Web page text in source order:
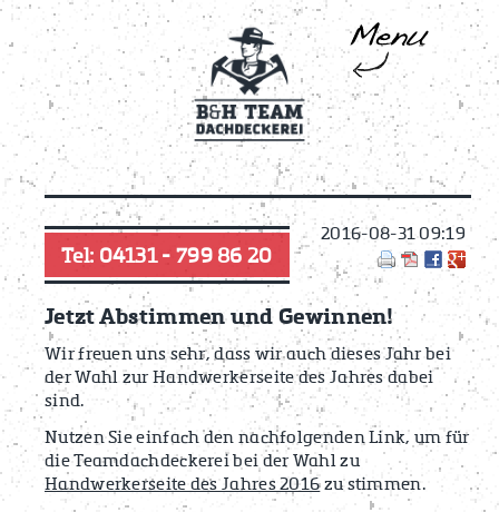
2016-08-31 09:19
Tel: 04131 - 799 86 20
Jetzt Abstimmen und Gewinnen!
Wir freuen uns sehr, dass wir auch dieses Jahr bei
der Wahl zur Handwerkerseite des Jahres dabei
sind.
Nutzen Sie einfach den nachfolgenden Link, um für
die Teamdachdeckerei bei der Wahl zu
Handwerkerseite des Jahres 2016zu stimmen.